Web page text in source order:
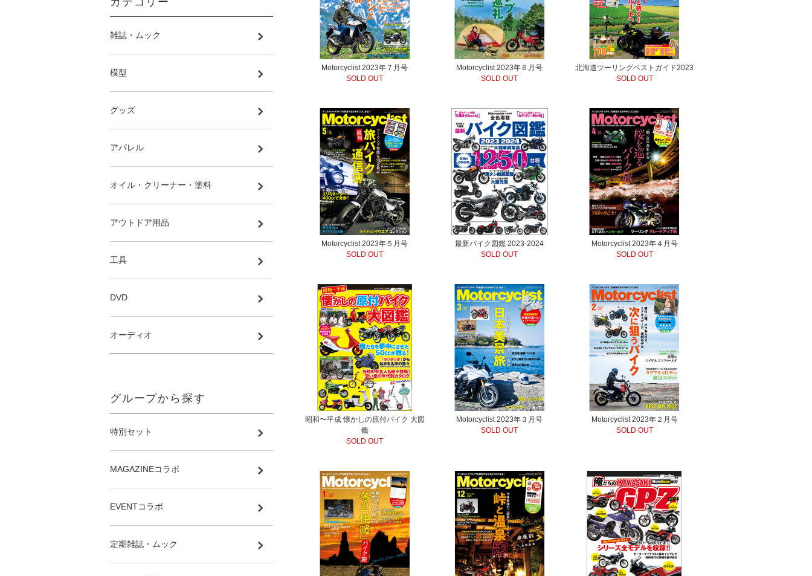
Motorcyclist 2023年７月号
SOLD OUT
Motorcyclist 2023年６月号
SOLD OUT
北海道ツーリングベストガイド2023
SOLD OUT
Motorcyclist 2023年５月号
SOLD OUT
最新バイク図鑑 2023-2024
SOLD OUT
Motorcyclist 2023年４月号
SOLD OUT
昭和〜平成 懐かしの原付バイク 大図
鑑
SOLD OUT
Motorcyclist 2023年３月号
SOLD OUT
Motorcyclist 2023年２月号
SOLD OUT
雑誌・ムック
模型
グッズ
アパレル
オイル・クリーナー・塗料
アウトドア用品
工具
DVD
オーディオ
グループから探す
特別セット
MAGAZINEコラボ
EVENTコラボ
定期雑誌・ムック